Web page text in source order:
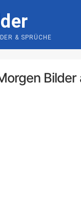
& SPRÜCHE
Bilder